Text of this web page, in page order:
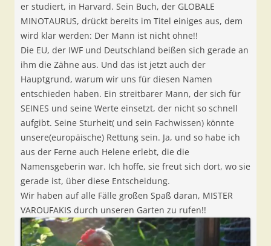
er studiert, in Harvard. Sein Buch, der GLOBALE
MINOTAURUS, drückt bereits im Titel einiges aus, dem
wird klar werden: Der Mann ist nicht ohne!!
Die EU, der IWF und Deutschland beißen sich gerade an
ihm die Zähne aus. Und das ist jetzt auch der
Hauptgrund, warum wir uns für diesen Namen
entschieden haben. Ein streitbarer Mann, der sich für
SEINES und seine Werte einsetzt, der nicht so schnell
aufgibt. Seine Sturheit( und sein Fachwissen) könnte
unsere(europäische) Rettung sein. Ja, und so habe ich
aus der Ferne auch Helene erlebt, die die
Namensgeberin war. Ich hoffe, sie freut sich dort, wo sie
gerade ist, über diese Entscheidung.
Wir haben auf alle Fälle großen Spaß daran, MISTER
VAROUFAKIS durch unseren Garten zu rufen!!